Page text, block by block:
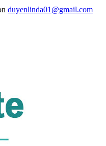
duyenlinda01@gmail.com